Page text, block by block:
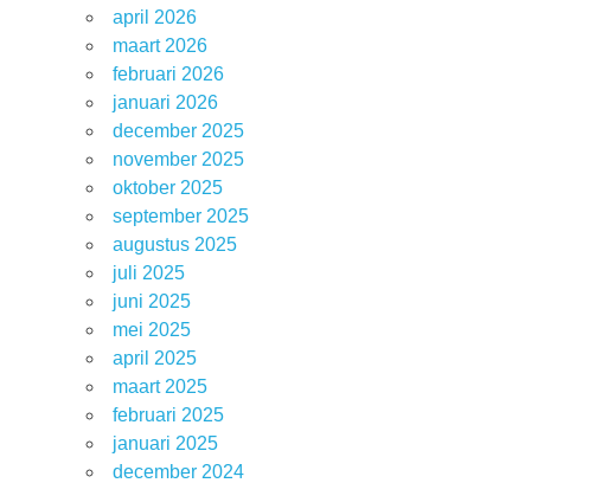
april 2026
maart 2026
februari 2026
januari 2026
december 2025
november 2025
oktober 2025
september 2025
augustus 2025
juli 2025
juni 2025
mei 2025
april 2025
maart 2025
februari 2025
januari 2025
december 2024